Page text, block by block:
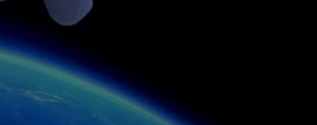
lmessage、MCP接続機能を
強化し、AIから設定操作で